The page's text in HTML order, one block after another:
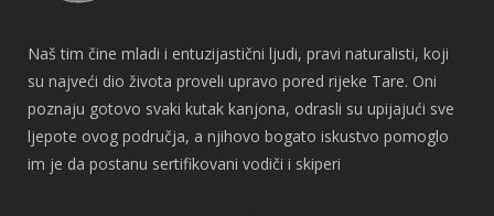
Naš tim čine mladi i entuzijastični ljudi, pravi naturalisti, koji
su najveći dio života proveli upravo pored rijeke Tare. Oni
poznaju gotovo svaki kutak kanjona, odrasli su upijajući sve
ljepote ovog područja, a njihovo bogato iskustvo pomoglo
im je da postanu sertifikovani vodiči i skiperi